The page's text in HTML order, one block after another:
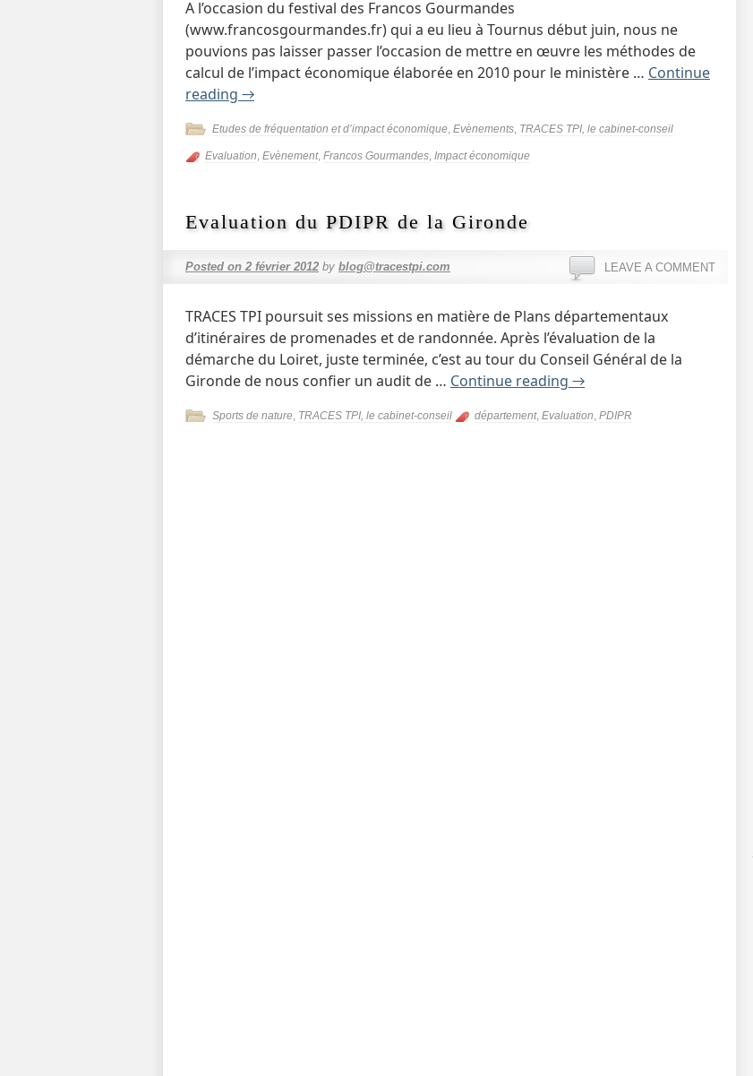
A l’occasion du festival des Francos Gourmandes
(www.francosgourmandes.fr) qui a eu lieu à Tournus début juin, nous ne
pouvions pas laisser passer l’occasion de mettre en œuvre les méthodes de
calcul de l’impact économique élaborée en 2010 pour le ministère … Continue
reading →
Etudes de fréquentation et d’impact économique, Evènements, TRACES TPI, le cabinet-conseil
Evaluation, Evènement, Francos Gourmandes, Impact économique
Evaluation du PDIPR de la Gironde
Posted on 2 février 2012 by blog@tracestpi.com LEAVE A COMMENT
TRACES TPI poursuit ses missions en matière de Plans départementaux
d’itinéraires de promenades et de randonnée. Après l’évaluation de la
démarche du Loiret, juste terminée, c’est au tour du Conseil Général de la
Gironde de nous confier un audit de … Continue reading →
Sports de nature, TRACES TPI, le cabinet-conseil département, Evaluation, PDIPR